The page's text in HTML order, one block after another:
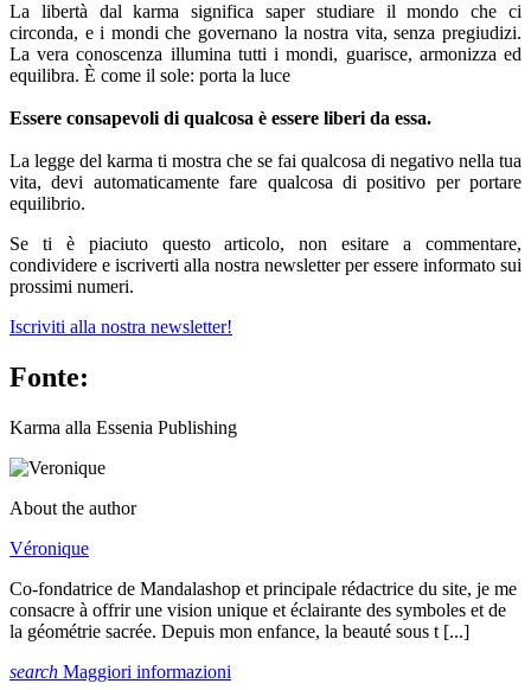
La libertà dal karma significa saper studiare il mondo che ci
circonda, e i mondi che governano la nostra vita, senza pregiudizi.
La vera conoscenza illumina tutti i mondi, guarisce, armonizza ed
equilibra. È come il sole: porta la luce
Essere consapevoli di qualcosa è essere liberi da essa.
La legge del karma ti mostra che se fai qualcosa di negativo nella tua
vita, devi automaticamente fare qualcosa di positivo per portare
equilibrio.
Se ti è piaciuto questo articolo, non esitare a commentare,
condividere e iscriverti alla nostra newsletter per essere informato sui
prossimi numeri.
Iscriviti alla nostra newsletter!
Fonte:
Karma alla Essenia Publishing
About the author
Véronique
Co-fondatrice de Mandalashop et principale rédactrice du site, je me
consacre à offrir une vision unique et éclairante des symboles et de
la géométrie sacrée. Depuis mon enfance, la beauté sous t [...]
search Maggiori informazioni